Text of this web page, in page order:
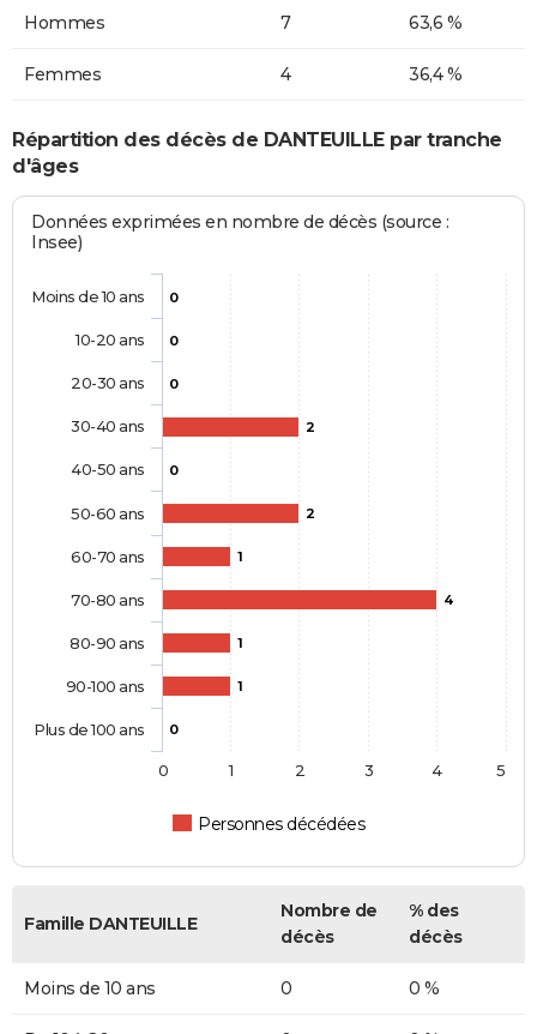
Hommes 7 63,6 %
Femmes 4 36,4 %
Répartition des décès de DANTEUILLE par tranche
d'âges
Données exprimées en nombre de décès (source :
Insee)
0
0
0
2
0
2
1
4
1
1
0
Personnes décédées
Moins de 10 ans
10-20 ans
20-30 ans
30-40 ans
40-50 ans
50-60 ans
60-70 ans
70-80 ans
80-90 ans
90-100 ans
Plus de 100 ans
0 1 2 3 4 5
Famille DANTEUILLE
Nombre de
décès
% des
décès
Moins de 10 ans 0 0 %